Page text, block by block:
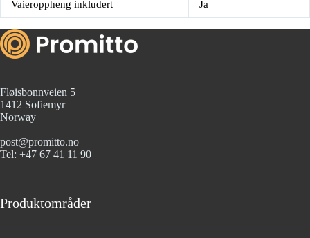
Vaieroppheng inkludert Ja
Fløisbonnveien 5
1412 Sofiemyr
Norway
post@promitto.no
Tel: +47 67 41 11 90
Produktområder